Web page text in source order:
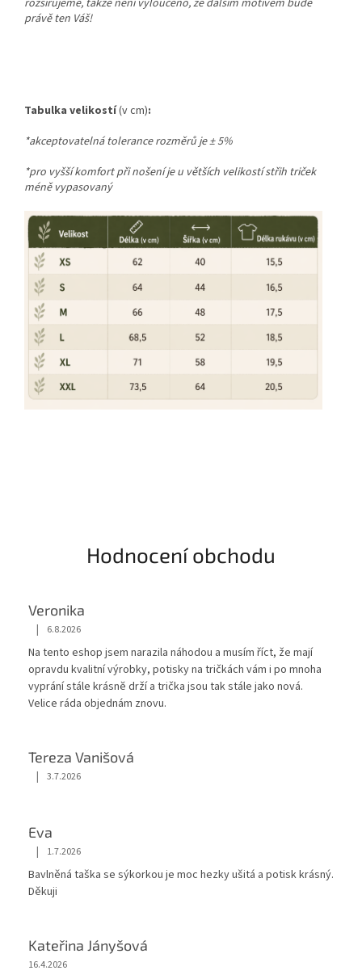
rozšiřujeme, takže není vyloučeno, že dalším motivem bude
právě ten Váš!
Tabulka velikostí(v cm):
*akceptovatelná tolerance rozměrů je±5%
*pro vyšší komfort při nošení je u větších velikostí střih triček
méně vypasovaný
Hodnocení obchodu
Veronika
Hodnocení obchodu je 5 z 5 hvězdiček.
| 6.8.2026
Na tento eshop jsem narazila náhodou a musím říct, že mají
opravdu kvalitní výrobky, potisky na tričkách vám i po mnoha
vyprání stále krásnĕ drží a trička jsou tak stále jako nová.
Velice ráda objednám znovu.
Tereza Vanišová
Hodnocení obchodu je 5 z 5 hvězdiček.
| 3.7.2026
Eva
Hodnocení obchodu je 5 z 5 hvězdiček.
| 1.7.2026
Bavlněná taška se sýkorkou je moc hezky ušitá a potisk krásný.
Děkuji
Kateřina Jányšová
16.4.2026